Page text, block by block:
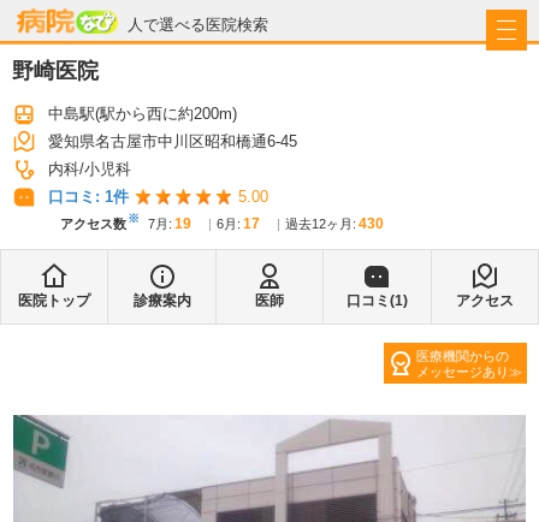
人で選べる医院検索
病院なび
野崎医院
中島駅(駅から西に約200m)
愛知県名古屋市中川区昭和橋通6-45
内科 小児科
口コミ: 1件 5.00
アクセス数※ 7月 : 19 6月 : 17 過去12ヶ月: 430
医院トップ 診療案内 医師 口コミ(1) アクセス
医療機関からの
メッセージあり